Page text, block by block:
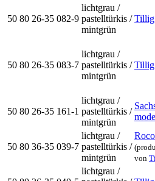
50 80 26-35 082-9
lichtgrau /
pastelltürkis /
mintgrün
Tillig
50 80 26-35 083-7
lichtgrau /
pastelltürkis /
mintgrün
Tillig
50 80 26-35 161-1
lichtgrau /
pastelltürkis /
mintgrün
50 80 36-35 039-7
lichtgrau /
pastelltürkis /
mintgrün
Roco
von
lichtgrau /